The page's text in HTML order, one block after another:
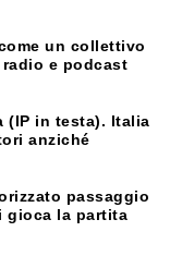
un collettivo
e podcast
(IP in testa). Italia
anziché
passaggio
gioca la partita